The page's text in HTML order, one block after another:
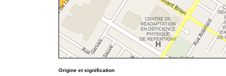
Origine et signification